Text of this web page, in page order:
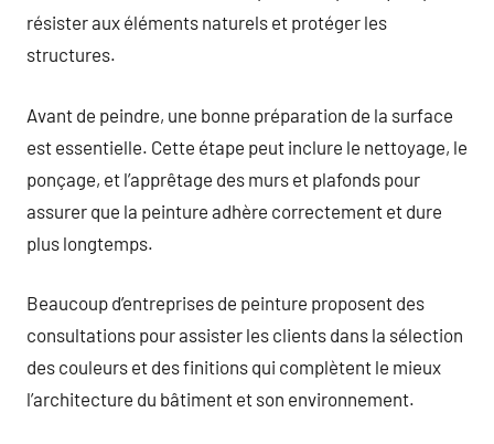
résister aux éléments naturels et protéger les
structures.
Avant de peindre, une bonne préparation de la surface
est essentielle. Cette étape peut inclure le nettoyage, le
ponçage, et l’apprêtage des murs et plafonds pour
assurer que la peinture adhère correctement et dure
plus longtemps.
Beaucoup d’entreprises de peinture proposent des
consultations pour assister les clients dans la sélection
des couleurs et des finitions qui complètent le mieux
l’architecture du bâtiment et son environnement.